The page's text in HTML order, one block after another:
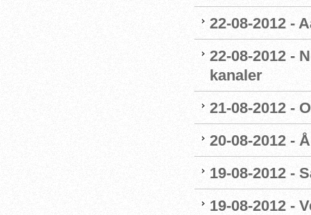
22-08-2012 -
22-08-2012 -
kanaler
21-08-2012 -
20-08-2012 -
19-08-2012 -
19-08-2012 -